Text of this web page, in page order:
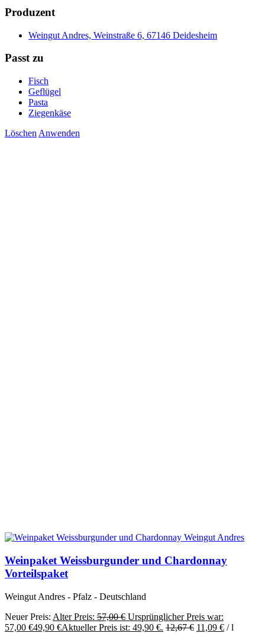
Produzent
Weingut Andres, Weinstraße 6, 67146 Deidesheim
Passt zu
Fisch
Geflügel
Pasta
Ziegenkäse
Löschen Anwenden
Weinpaket Weissburgunder und Chardonnay
Vorteilspaket
Weingut Andres - Pfalz - Deutschland
Neuer Preis: Alter Preis: 57,00€ Ursprünglicher Preis war:
57,00 €49,90 €Aktueller Preis ist: 49,90 €. 12,67€ 11,09 € /l